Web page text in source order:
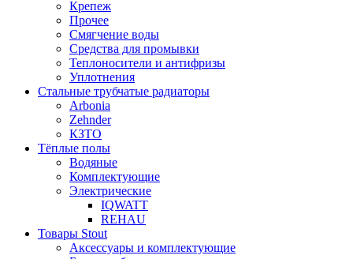
Крепеж
Прочее
Смягчение воды
Средства для промывки
Теплоносители и антифризы
Уплотнения
Стальные трубчатые радиаторы
Arbonia
Zehnder
КЗТО
Тёплые полы
Водяные
Комплектующие
Электрические
IQWATT
REHAU
Товары Stout
Аксессуары и комплектующие